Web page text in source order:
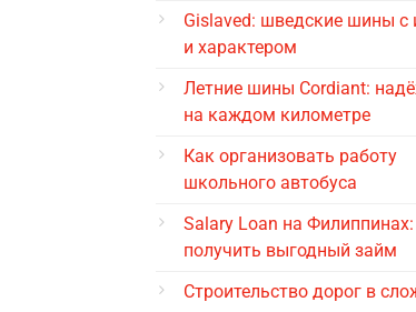
Gislaved: шведские шины с
и характером
Летние шины Cordiant:
на каждом километре
Как организовать работу
школьного автобуса
Salary Loan на
получить выгодный займ
Строительство дорог в